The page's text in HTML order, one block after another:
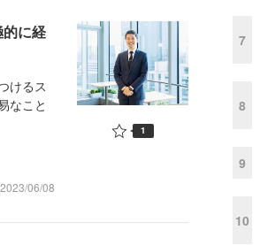
に経
けるス
なこと
2023/06/08
1
7
8
9
10